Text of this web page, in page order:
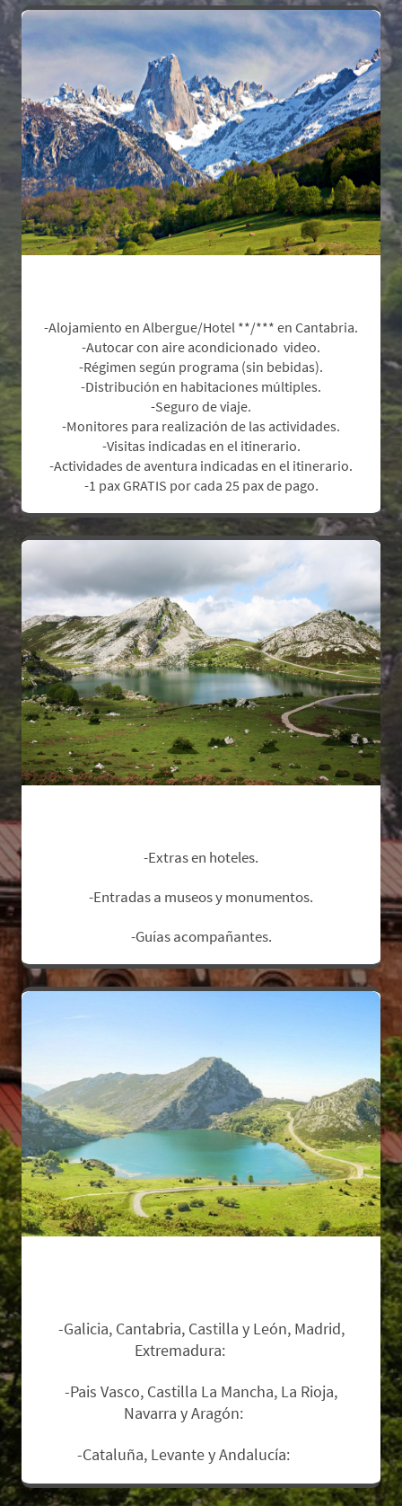
-Alojamiento en Albergue/Hotel **/*** en Cantabria.
-Autocar con aire acondicionado video.
-Régimen según programa (sin bebidas).
-Distribución en habitaciones múltiples.
-Seguro de viaje.
-Monitores para realización de las actividades.
-Visitas indicadas en el itinerario.
-Actividades de aventura indicadas en el itinerario.
-1 pax GRATIS por cada 25 pax de pago.
-Extras en hoteles.
-Entradas a museos y monumentos.
-Guías acompañantes.
-Galicia, Cantabria, Castilla y León, Madrid,
Extremadura:
-Pais Vasco, Castilla La Mancha, La Rioja,
Navarra y Aragón:
-Cataluña, Levante y Andalucía: